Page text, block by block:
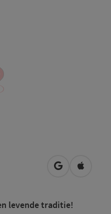
Openen in
levende traditie!